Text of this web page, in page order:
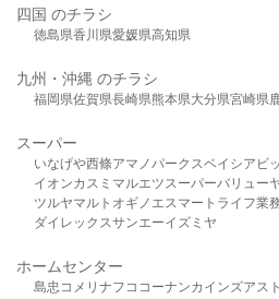
四国 のチラシ
徳島県香川県愛媛県高知県
九州・沖縄 のチラシ
福岡県佐賀県長崎県熊本県大分県宮崎県
スーパー
いなげや西條アマノパークスベイシア ビ
イオンカスミ マルエツスーパーバリュー
ツルヤマルト オギノ エスマート ライフ業
ダイレックスサンエーイズミヤ
ホームセンター
島忠 コメリ ナフコ コーナンカインズアス